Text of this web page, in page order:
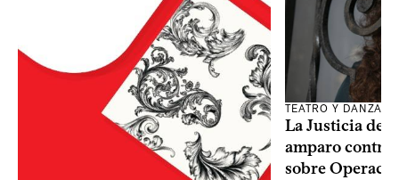
TEATRO Y DANZA
La Justicia
amparo contra
sobre